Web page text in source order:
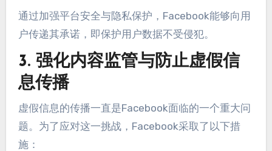
通过加强平台安全与隐私保护，Facebook能够向用
户传递其承诺，即保护用户数据不受侵犯。
3. 强化内容监管与防止虚假信
息传播
虚假信息的传播一直是Facebook面临的一个重大问
题。为了应对这一挑战，Facebook采取了以下措
施：